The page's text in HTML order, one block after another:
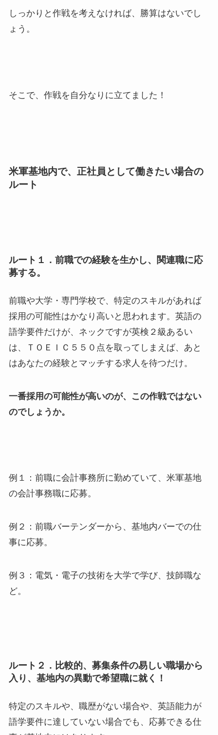
しっかりと作戦を考えなければ、勝算はないでし
ょう。
そこで、作戦を自分なりに立てました！
米軍基地内で、正社員として働きたい場合の
ルート
ルート１．前職での経験を生かし、関連職に応
募する。
前職や大学・専門学校で、特定のスキルがあれば
採用の可能性はかなり高いと思われます。英語の
語学要件だけが、ネックですが英検２級あるい
は、ＴＯＥＩＣ５５０点を取ってしまえば、あと
はあなたの経験とマッチする求人を待つだけ。
一番採用の可能性が高いのが、この作戦ではない
のでしょうか。
例１：前職に会計事務所に勤めていて、米軍基地
の会計事務職に応募。
例２：前職バーテンダーから、基地内バーでの仕
事に応募。
例３：電気・電子の技術を大学で学び、技師職な
ど。
ルート２．比較的、募集条件の易しい職場から
入り、基地内の異動で希望職に就く！
特定のスキルや、職歴がない場合や、英語能力が
語学要件に達していない場合でも、応募できる仕